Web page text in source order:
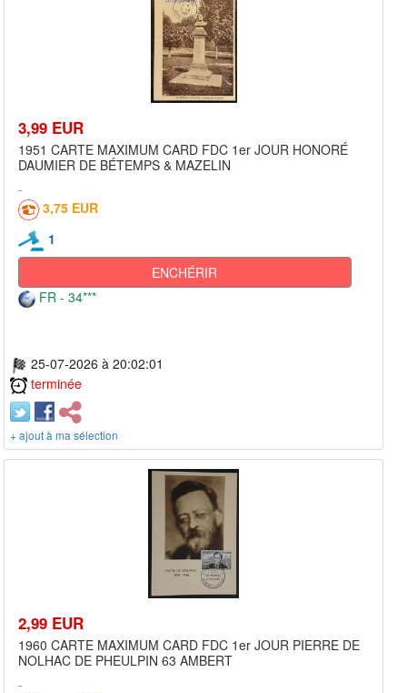
3,99 EUR
1951 CARTE MAXIMUM CARD FDC 1er JOUR HONORÉ
DAUMIER DE BÉTEMPS & MAZELIN
3,75 EUR
1
ENCHÉRIR
FR - 34***
25-07-2026 à 20:02:01
terminée
+ ajout à ma sélection
2,99 EUR
1960 CARTE MAXIMUM CARD FDC 1er JOUR PIERRE DE
NOLHAC DE PHEULPIN 63 AMBERT